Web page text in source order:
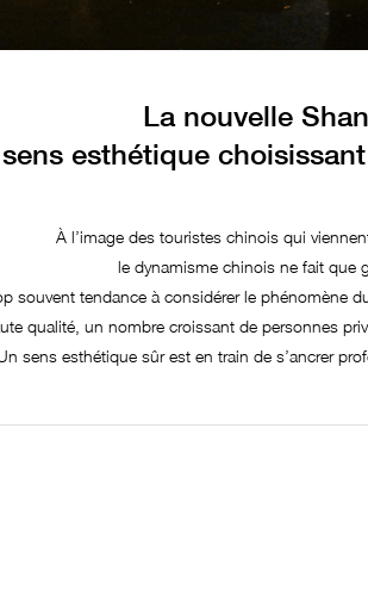
La nouvelle
esthétique
À l’image des touristes chinois qui
le dynamisme chinois ne fait que
souvent tendance à considérer le phénomène
qualité, un nombre croissant de personnes
sens esthétique sûr est en train de s’ancrer